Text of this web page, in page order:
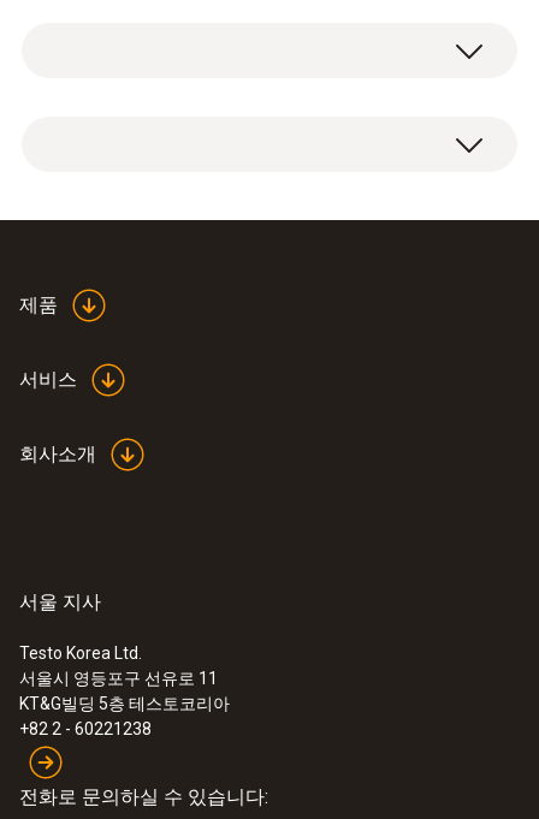
검적색
:0572 1754
testo 175 H1 - 2채널 온습도 로거
제품
서비스
회사소개
서울 지사
Testo Korea Ltd.
서울시 영등포구 선유로 11
KT&G빌딩 5층 테스토코리아
+82 2 - 60221238
전화로 문의하실 수 있습니다: